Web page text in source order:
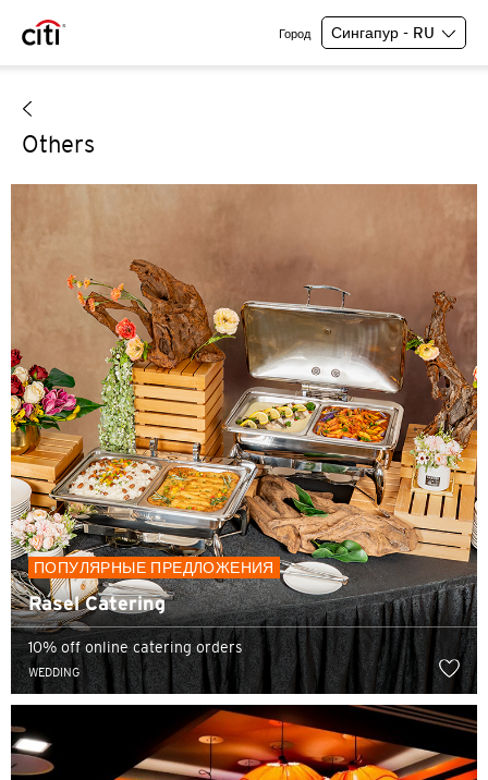
Город Сингапур - RU
Others
ПОПУЛЯРНЫЕ ПРЕДЛОЖЕНИЯ
Rasel Catering
10% off online catering orders
WEDDING